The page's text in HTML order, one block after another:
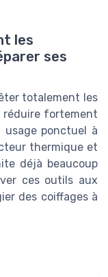
les
ses
totalement les
réduire fortement
ponctuel à
thermique et
déjà beaucoup
ces outils aux
des coiffages à